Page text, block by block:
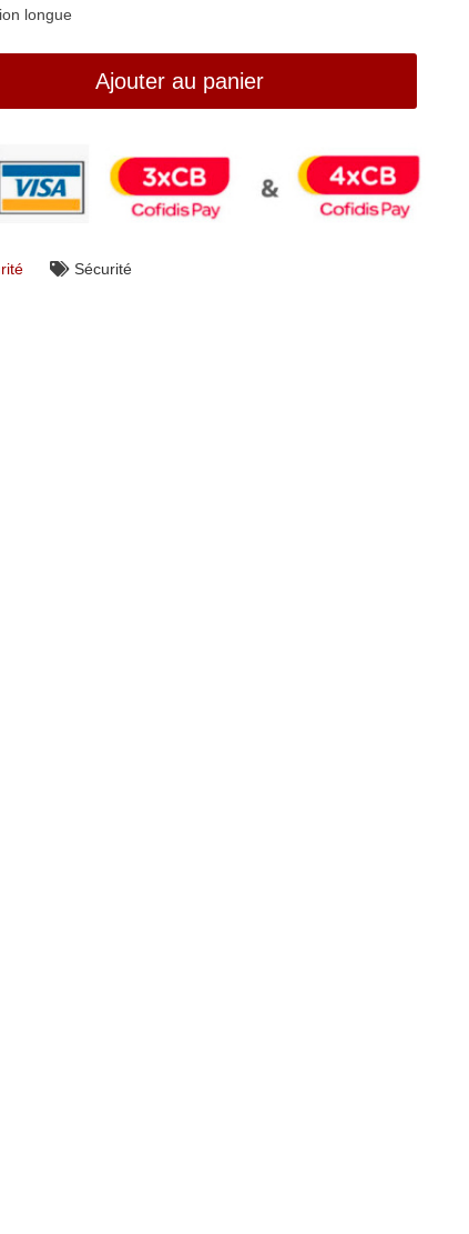
longue
Ajouter au panier
Sécurité